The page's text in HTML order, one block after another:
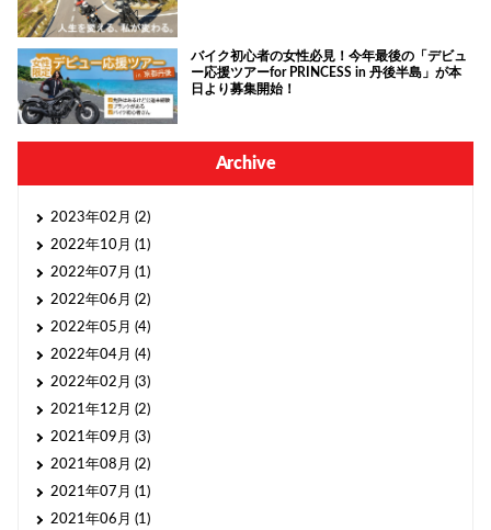
バイク初心者の女性必見！今年最後の「デビュ
ー応援ツアーfor PRINCESS in 丹後半島」が本
日より募集開始！
Archive
2023年02月 (2)
2022年10月 (1)
2022年07月 (1)
2022年06月 (2)
2022年05月 (4)
2022年04月 (4)
2022年02月 (3)
2021年12月 (2)
2021年09月 (3)
2021年08月 (2)
2021年07月 (1)
2021年06月 (1)